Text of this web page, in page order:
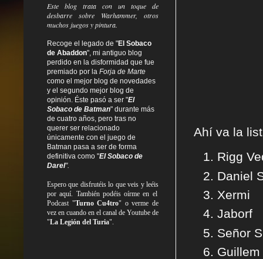
Ahí va la
Rigg
Daniel
Xermi
Jaborf
Señor
Este blog trata con un toque de
desbarre sobre Warhammer, otros
muchos juegos y pintura.
Recoge el legado de "El Sobaco
de Abaddon", mi antiguo blog
perdido en la disformidad que fue
premiado por la Forja de Marte
como el mejor blog de novedades
y el segundo mejor blog de
opinión. Éste pasó a ser "El
Sobaco de Batman" durante más
de cuatro años, pero tras no
querer ser relacionado
únicamente con el juego de
Batman pasa a ser de forma
definitiva como "El Sobaco de
Darel".
Espero que disfrutéis lo queveis yleéis
por aquí. También podéis oírme en el
Podcast "Turno Cu4tro" o verme de
vez en cuando en el canal de Youtube de
"La Legión del Turia".